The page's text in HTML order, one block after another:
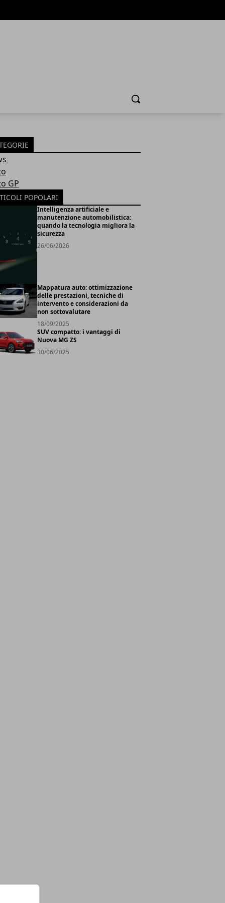
Cerca
GP
POPOLARI
Intelligenza artificiale e
manutenzione automobilistica:
quando la tecnologia migliora la
sicurezza
26/06/2026
Mappatura auto: ottimizzazione
delle prestazioni, tecniche di
intervento e considerazioni da
non sottovalutare
18/09/2025
SUV compatto: i vantaggi di
Nuova MG ZS
30/06/2025